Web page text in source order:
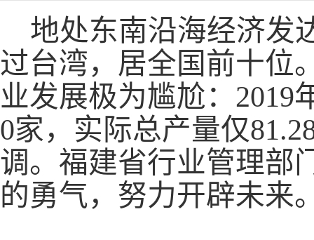
地处东南沿海经济发
过台湾，居全国前十位
业发展极为尴尬： 2019
0家，实际总产量仅
调。福建省行业管理部
的勇气，努力开辟未来